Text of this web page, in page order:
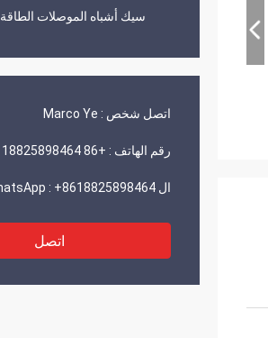
سيك أشباه الموصلات الطاقة
اتصل شخص : Marco Ye
رقم الهاتف : +86 18825898464
ال WhatsApp : +8618825898464
اتصل